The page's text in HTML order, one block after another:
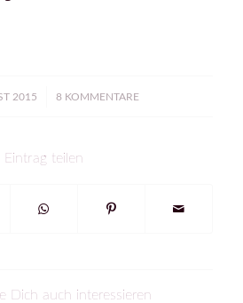
2015 8 KOMMENTARE
Eintrag teilen
Dich auch interessieren